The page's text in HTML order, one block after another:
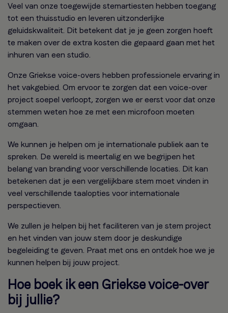
Veel van onze toegewijde stemartiesten hebben toegang
tot een thuisstudio en leveren uitzonderlijke
geluidskwaliteit. Dit betekent dat je je geen zorgen hoeft
te maken over de extra kosten die gepaard gaan met het
inhuren van een studio.
Onze Griekse voice-overs hebben professionele ervaring in
het vakgebied. Om ervoor te zorgen dat een voice-over
project soepel verloopt, zorgen we er eerst voor dat onze
stemmen weten hoe ze met een microfoon moeten
omgaan.
We kunnen je helpen om je internationale publiek aan te
spreken. De wereld is meertalig en we begrijpen het
belang van branding voor verschillende locaties. Dit kan
betekenen dat je een vergelijkbare stem moet vinden in
veel verschillende taalopties voor internationale
perspectieven.
We zullen je helpen bij het faciliteren van je stem project
en het vinden van jouw stem door je deskundige
begeleiding te geven. Praat met ons en ontdek hoe we je
kunnen helpen bij jouw project.
Hoe boek ik een Griekse voice-over
bij jullie?